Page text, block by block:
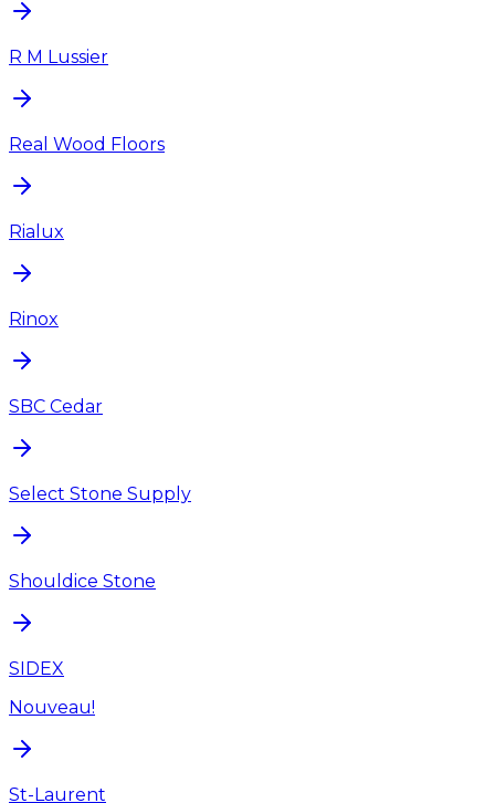
R M Lussier
Real Wood Floors
Rialux
Rinox
SBC Cedar
Select Stone Supply
Shouldice Stone
SIDEX
Nouveau!
St-Laurent